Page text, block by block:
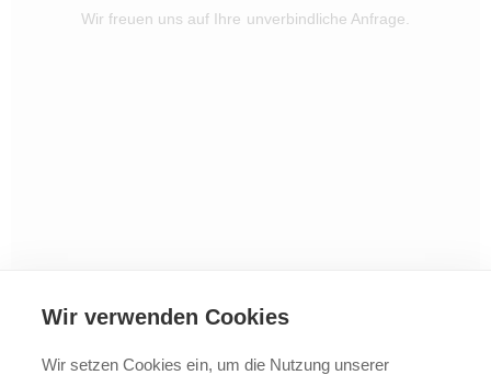
Wir verwenden Cookies
Wir setzen Cookies ein, um die Nutzung unserer
Wir freuen uns auf Ihre unverbindliche Anfrage.